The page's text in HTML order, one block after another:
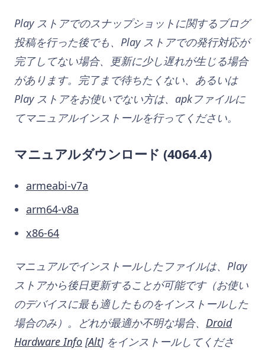
Play ストアでのスナップショットに関するブログ
投稿を行った後でも、Play ストアでの発行対応が
完了してない場合、更新に少し遅れが生じる場合
があります。完了まで待ちたくない、あるいは
Play ストアをお使いでない方は、apkファイルに
てマニュアルインストールを行ってください。
マニュアルダウンロード (4064.4)
armeabi-v7a
arm64-v8a
x86-64
マニュアルでインストールしたファイルは、Play
ストアから後日更新することが可能です（お使い
のデバイスに最も適したものをインストールした
場合のみ）。どれが最適か不明な場合、 Droid
Hardware Info [Alt] をインストールしてくださ